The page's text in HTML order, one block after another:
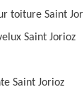
toiture Saint
Saint Jorioz
Saint Jorioz